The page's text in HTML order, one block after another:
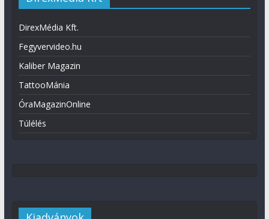
DirexMédia Kft.
Fegyvervideo.hu
Kaliber Magazin
TattooMánia
ÓraMagazinOnline
Túlélés